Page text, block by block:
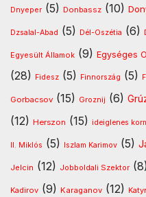
Dnyeper (5) Donbassz (10)
Dzsalal-Abad (5) Dél-Oszétia (6)
Egyesült Államok (9) Egységes
(28) Fidesz (5) Finnország (5)
Gorbacsov (15) Groznij (6)
(12) Herszon (15) ideiglenes
II. Miklós (5) Iszlam Karimov (5)
Jelcin (12) Jobboldali Szektor (8)
Kadirov (9) Karaganov (12)